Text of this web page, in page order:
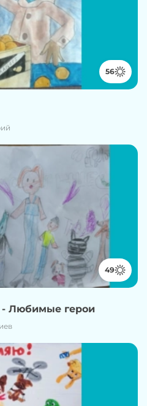
56
49
- Любимые герои